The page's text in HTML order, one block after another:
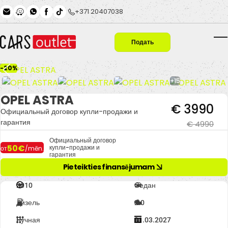
Skip to main content+371 20407038
Подать
заявку
-20%
+15
OPEL ASTRA
Официальный договор купли-продажи и
гарантия
€ 4990
€ 3990
от50€/mēn.
Официальный договор
купли-продажи и
гарантия
Pieteikties finansējumam
2010 Седан
Дизель 2.0
Ручная 31.03.2027